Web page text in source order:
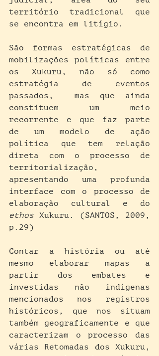
território tradicional que
se encontra em litígio.
São formas estratégicas de
mobilizações políticas entre
os Xukuru, não só como
estratégia de eventos
passados,  mas que ainda
constituem um meio
recorrente e que faz parte
de um modelo de ação
política que tem relação
direta com o processo de
territorialização,
apresentando uma profunda
interface com o processo de
ethos Xukuru. (SANTOS, 2009,
p.29)
Contar a história ou até
mesmo elaborar mapas a
partir dos embates e
investidas não indígenas
mencionados nos registros
históricos, que nos situam
também geograficamente e que
caracterizam o processo das
várias Retomadas dos Xukuru,